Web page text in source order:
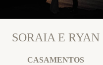
SORAIA E RYAN
CASAMENTOS